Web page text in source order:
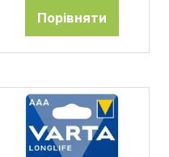
Порівняти